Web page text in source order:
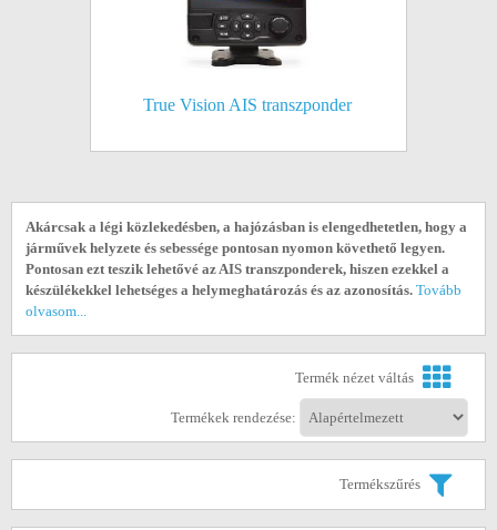
True Vision AIS transzponder
Akárcsak a légi közlekedésben, a hajózásban is elengedhetetlen, hogy a
járművek helyzete és sebessége pontosan nyomon követhető legyen.
Pontosan ezt teszik lehetővé az AIS transzponderek, hiszen ezekkel a
készülékekkel lehetséges a helymeghatározás és az azonosítás. Tovább
olvasom...
Termék nézet váltás
Termékek rendezése:
Termékszűrés